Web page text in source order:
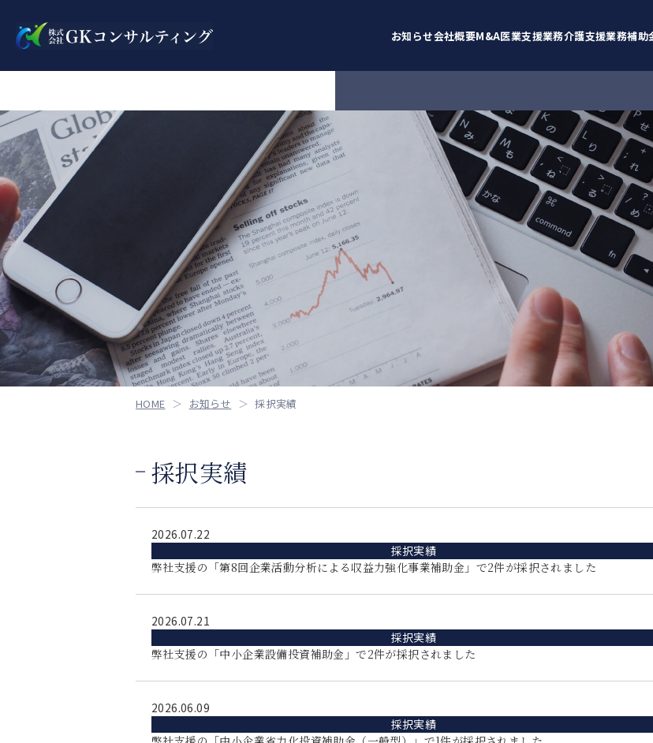
お知らせ
重要
補助金情報
医業支援案件
その他
会社概要M&A医業支援業務介護支援業務補助
HOME お知らせ 採択実績
採択実績
2026.07.22
採択実績
弊社支援の「第8回企業活動分析による収益力強化事業補助金」で2件が採択されました
2026.07.21
採択実績
弊社支援の「中小企業設備投資補助金」で2件が採択されました
2026.06.09
採択実績